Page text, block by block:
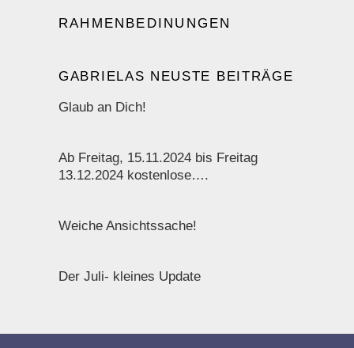
RAHMENBEDINUNGEN
GABRIELAS NEUSTE BEITRÄGE
Glaub an Dich!
Ab Freitag, 15.11.2024 bis Freitag
13.12.2024 kostenlose….
Weiche Ansichtssache!
Der Juli- kleines Update